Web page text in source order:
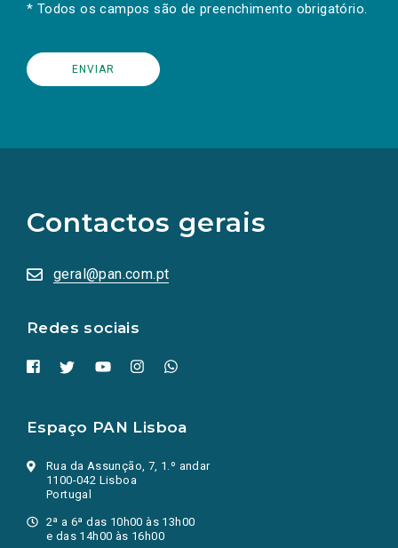
* Todos os campos são de preenchimento obrigatório.
Contactos gerais
geral@pan.com.pt
Redes sociais
redes
sociais
numa
nova
Espaço PAN Lisboa
Rua da Assunção, 7, 1.º andar
1100-042 Lisboa
Portugal
2ª a 6ª das 10h00 às 13h00
e das 14h00 às 16h00